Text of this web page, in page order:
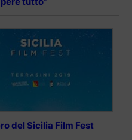
del Sicilia Film Fest